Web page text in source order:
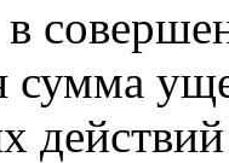
сумма
действий